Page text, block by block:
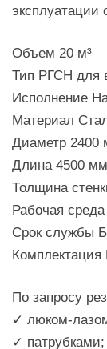
эксплуатации
Объем 20 м³
Тип РГСН для
Исполнение
Материал
Диаметр 2400
Длина 4500 мм
Толщина
Рабочая
Срок службы
Комплектация
По запросу
✓ люком-
✓ патрубками;